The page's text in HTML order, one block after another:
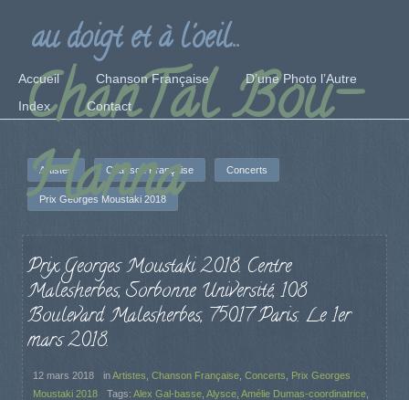
ChanTal Bou-
Hanna
au doigt et à l'oeil...
Accueil Chanson Française
D’une Photo l’Autre
Index
Contact
Artistes Chanson Française Concerts
Prix Georges Moustaki 2018
Prix Georges Moustaki 2018. Centre
Malesherbes, Sorbonne Université, 108
Boulevard Malesherbes, 75017 Paris. Le 1er
mars 2018.
12 mars 2018 inArtistes Chanson Française Concerts
Prix Georges
Moustaki 2018
Tags: Alex Gal-basse Alysce Amélie Dumas-coordinatrice